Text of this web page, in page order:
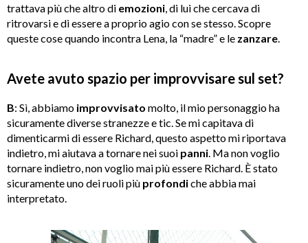
trattava più che altro di emozioni, di lui che cercava di
ritrovarsi e di essere a proprio agio con se stesso. Scopre
queste cose quando incontra Lena, la “madre” e le zanzare.
Avete avuto spazio per improvvisare sul set?
B: Sì, abbiamo improvvisato molto, il mio personaggio ha
sicuramente diverse stranezze e tic. Se mi capitava di
dimenticarmi di essere Richard, questo aspetto mi riportava
indietro, mi aiutava a tornare nei suoi panni. Ma non voglio
tornare indietro, non voglio mai più essere Richard. È stato
sicuramente uno dei ruoli più profondiche abbia mai
interpretato.